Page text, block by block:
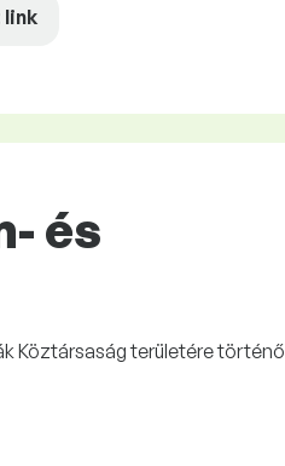
link
és
Köztársaság területére történő